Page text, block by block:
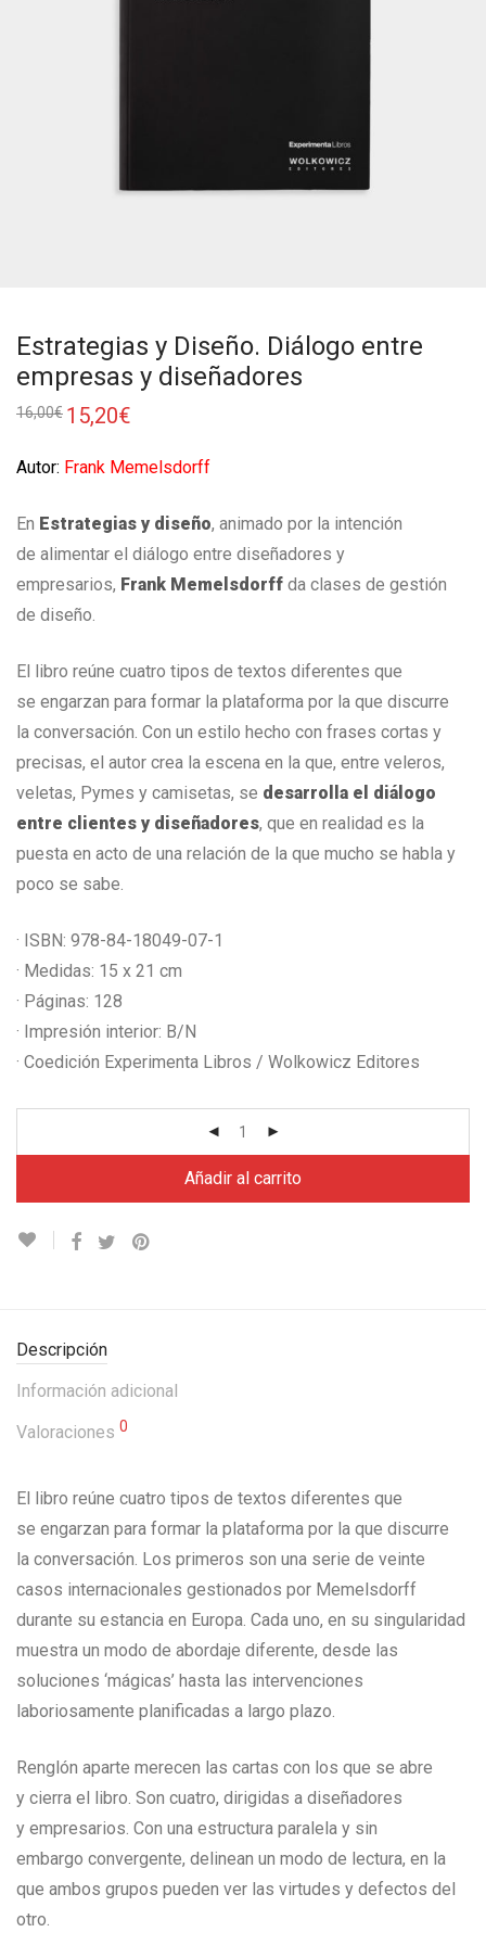
Estrategias y Diseño. Diálogo entre
empresas y diseñadores
16,00€ 15,20€
Autor: Frank Memelsdorff
En Estrategias y diseño, animado por la intención
de alimentar el diálogo entre diseñadores y
empresarios, Frank Memelsdorff da clases de gestión
de diseño.
El libro reúne cuatro tipos de textos diferentes que
se engarzan para formar la plataforma por la que discurre
la conversación. Con un estilo hecho con frases cortas y
precisas, el autor crea la escena en la que, entre veleros,
veletas, Pymes y camisetas, se desarrolla el diálogo
entre clientes y diseñadores, que en realidad es la
puesta en acto de una relación de la que mucho se habla y
poco se sabe.
· ISBN: 978-84-18049-07-1
· Medidas: 15 x 21 cm
· Páginas: 128
· Impresión interior: B/N
· Coedición Experimenta Libros / Wolkowicz Editores
Añadir al carrito
Descripción
Información adicional
Valoraciones 0
El libro reúne cuatro tipos de textos diferentes que
se engarzan para formar la plataforma por la que discurre
la conversación. Los primeros son una serie de veinte
casos internacionales gestionados por Memelsdorff
durante su estancia en Europa. Cada uno, en su singularidad
muestra un modo de abordaje diferente, desde las
soluciones ‘mágicas’ hasta las intervenciones
laboriosamente planificadas a largo plazo.
Renglón aparte merecen las cartas con los que se abre
y cierra el libro. Son cuatro, dirigidas a diseñadores
y empresarios. Con una estructura paralela y sin
embargo convergente, delinean un modo de lectura, en la
que ambos grupos pueden ver las virtudes y defectos del
otro.